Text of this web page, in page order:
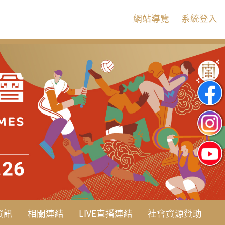
網站導覽 系統登入
訊 相關連結 LIVE直播連結 社會資源贊助